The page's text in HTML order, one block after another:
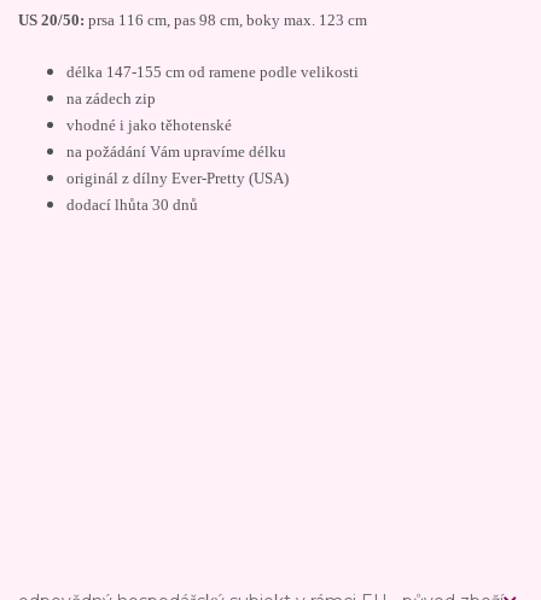
US 20/50: prsa 116 cm, pas 98 cm, boky max. 123 cm
délka 147-155 cm od ramene podle velikosti
na zádech zip
vhodné i jako těhotenské
na požádání Vám upravíme délku
originál z dílny Ever-Pretty (USA)
dodací lhůta 30 dnů